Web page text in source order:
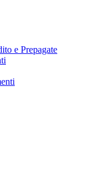
e Prepagate